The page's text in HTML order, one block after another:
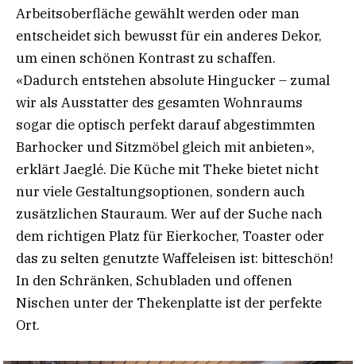
Arbeitsoberfläche gewählt werden oder man
entscheidet sich bewusst für ein anderes Dekor,
um einen schönen Kontrast zu schaffen.
«Dadurch entstehen absolute Hingucker – zumal
wir als Ausstatter des gesamten Wohnraums
sogar die optisch perfekt darauf abgestimmten
Barhocker und Sitzmöbel gleich mit anbieten»,
erklärt Jaeglé. Die Küche mit Theke bietet nicht
nur viele Gestaltungsoptionen, sondern auch
zusätzlichen Stauraum. Wer auf der Suche nach
dem richtigen Platz für Eierkocher, Toaster oder
das zu selten genutzte Waffeleisen ist: bitteschön!
In den Schränken, Schubladen und offenen
Nischen unter der Thekenplatte ist der perfekte
Ort.